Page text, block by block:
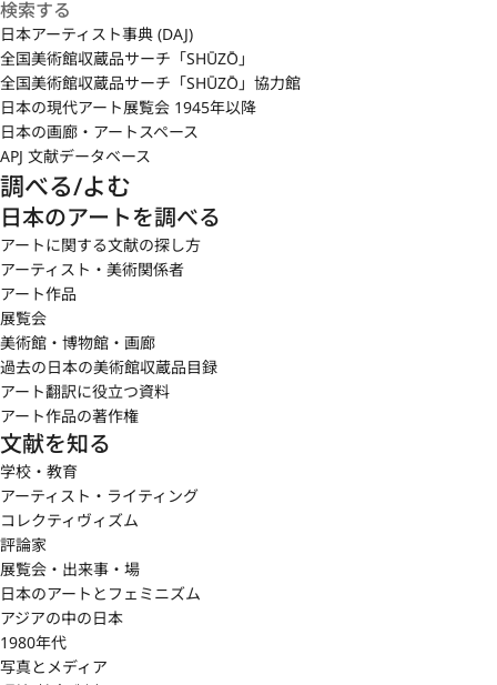
日本アーティスト事典 (DAJ)
全国美術館収蔵品サーチ「SHŪZŌ」
全国美術館収蔵品サーチ「SHŪZŌ」協力館
日本の現代アート展覧会 1945年以降
日本の画廊・アートスペース
APJ 文献データベース
調べる/よむ
日本のアートを調べる
アートに関する文献の探し方
アーティスト・美術関係者
アート作品
展覧会
美術館・博物館・画廊
過去の日本の美術館収蔵品目録
アート翻訳に役立つ資料
アート作品の著作権
文献を知る
学校・教育
アーティスト・ライティング
コレクティヴィズム
評論家
展覧会・出来事・場
日本のアートとフェミニズム
アジアの中の日本
1980年代
写真とメディア